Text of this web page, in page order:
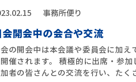
事務所便り
開会中の会合や交流
の開会中は本会議や委員会に加え
催されます。 積極的に出席・参加
者の皆さんとの交流を行い、たく